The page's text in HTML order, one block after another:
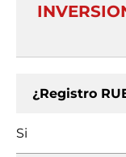
¿Registro
Si